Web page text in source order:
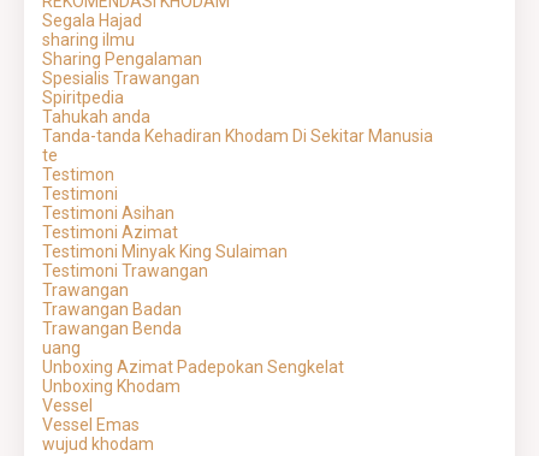
Segala Hajad
sharing ilmu
Sharing Pengalaman
Spesialis Trawangan
Spiritpedia
Tahukah anda
Tanda-tanda Kehadiran Khodam Di Sekitar Manusia
te
Testimon
Testimoni
Testimoni Asihan
Testimoni Azimat
Testimoni Minyak King Sulaiman
Testimoni Trawangan
Trawangan
Trawangan Badan
Trawangan Benda
uang
Unboxing Azimat Padepokan Sengkelat
Unboxing Khodam
Vessel
Vessel Emas
wujud khodam